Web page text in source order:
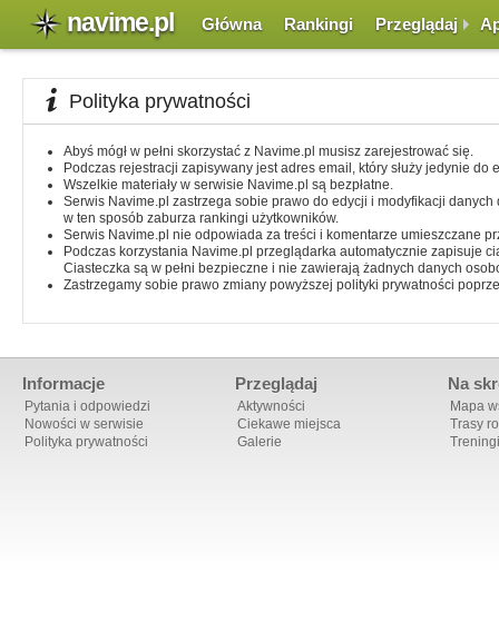
navime.pl Główna Rankingi Przeglądaj
Polityka prywatności
Abyś mógł w pełni skorzystać z Navime.pl musisz zarejestrować się.
Podczas rejestracji zapisywany jest adres email, który służy jedynie
Wszelkie materiały w serwisie Navime.pl są bezpłatne.
Serwis Navime.pl zastrzega sobie prawo do edycji i modyfikacji
w ten sposób zaburza rankingi użytkowników.
Serwis Navime.pl nie odpowiada za treści i komentarze umieszczane
Podczas korzystania Navime.pl przeglądarka automatycznie zapisuje
Ciasteczka są w pełni bezpieczne i nie zawierają żadnych danych
Zastrzegamy sobie prawo zmiany powyższej polityki prywatności
Informacje
Pytania i odpowiedzi
Nowości w serwisie
Polityka prywatności
Przeglądaj
Aktywności
Ciekawe miejsca
Galerie
Na
Mapa
Trasy